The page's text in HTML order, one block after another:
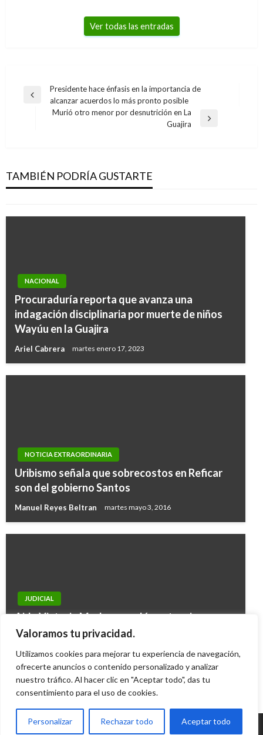
Valoramos tu privacidad.
Utilizamos cookies para mejorar tu experiencia de navegación,
ofrecerte anuncios o contenido personalizado y analizar
nuestro tráfico. Al hacer clic en "Aceptar todo", das tu
consentimiento para el uso de cookies.
Personalizar Rechazar todo Aceptar todo
Ver todas las entradas
Navegación
Entrada
Presidente hace énfasis en la importancia de
alcanzar acuerdos lo más pronto posible
Murió otro menor por desnutrición en La
Guajira
TAMBIÉN PODRÍA GUSTARTE
Ledezma y López en Venezuela
Manuel Reyes Beltran martes agosto 1, 2017
NACIONAL
Procuraduría reporta que avanza una
indagación disciplinaria por muerte de niños
Wayúu en la Guajira
Ariel Cabrera martes enero 17, 2023
NOTICIA EXTRAORDINARIA
Uribismo señala que sobrecostos en Reficar
son del gobierno Santos
Manuel Reyes Beltran martes mayo 3, 2016
JUDICIAL
Aida Victoria Merlano apeló sentencia por
fuga de su mamá; Fiscalía pidió 17 años de
Ariel Cabrera miércoles septiembre 7, 2022